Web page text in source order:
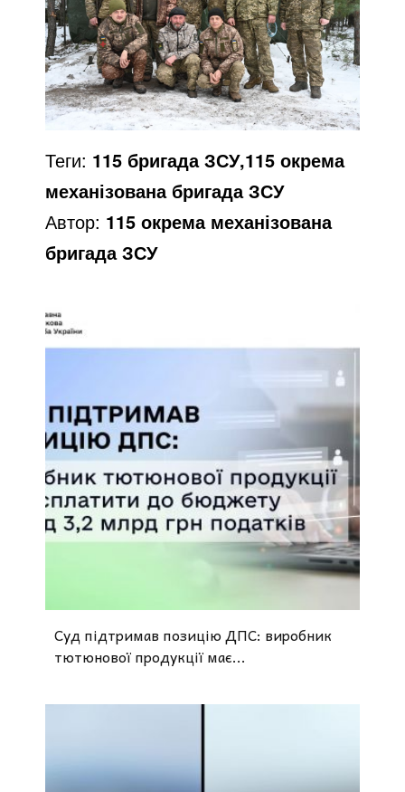
Теги: 115 бригада ЗСУ,115 окрема
механізована бригада ЗСУ
Автор: 115 окрема механізована
бригада ЗСУ
Суд підтримав позицію ДПС: виробник
тютюнової продукції має...